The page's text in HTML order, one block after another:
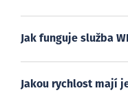
Jak funguje služba
Jakou rychlost mají